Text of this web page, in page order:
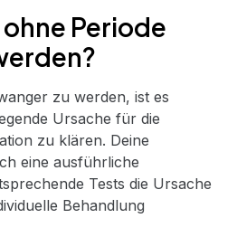
Periode
zu werden, ist es
Ursache für die
zu klären. Deine
eine ausführliche
Tests die Ursache
Behandlung